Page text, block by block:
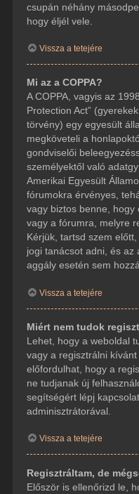
csupán néhány
hogy éljél vele.
Vissza a tetejére
Mi az a COPPA?
A COPPA, vagyis az
Protection Act”
törvény) egy egyesült
megköveteli a
gondviselői
személyektől való
Amerikai Egyesült
fórumokra érvényes,
vagy biztos benne, hogy
vagy a fórumra, melyre
Kérjük, tartsd szem
jogi tanácsot adni, és az
aggály esetén sem
Vissza a tetejére
Miért nem tudok
Lehet, hogy a weboldal
vagy a regisztrálni
előfordulhat, hogy a
ne tudjanak új
segítségért lépj
adminisztrátorával.
Vissza a tetejére
Regisztráltam, de
Először is ellenőrizd le,